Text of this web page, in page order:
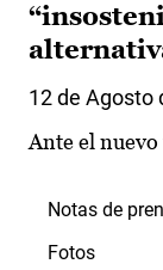
12 de Agosto
Ante el nuevo
Notas de
Fotos